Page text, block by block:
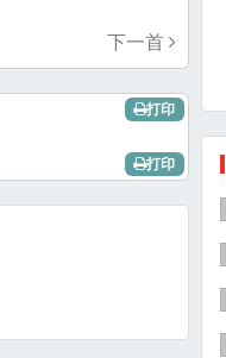
下一首
打印
打印